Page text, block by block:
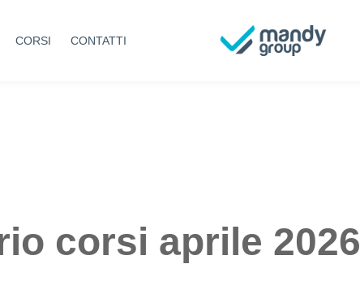
CORSI CONTATTI
corsi aprile 2026